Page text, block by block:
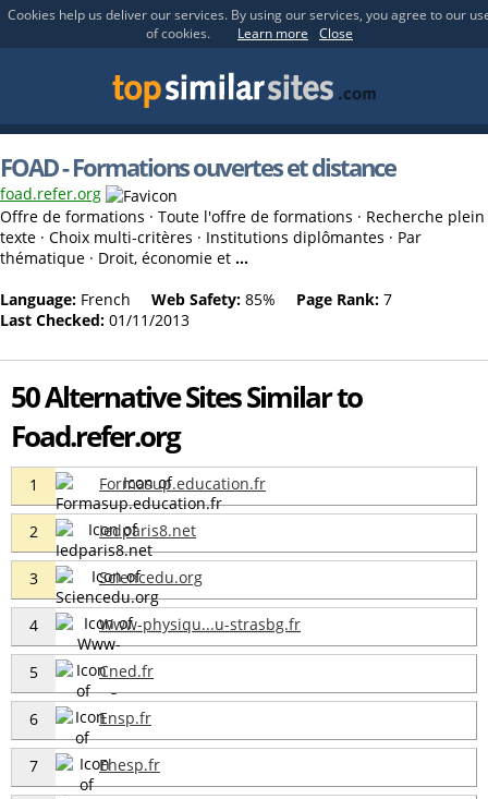
Cookies help us deliver our services. By using our services, you agree to our
of cookies.
Learn more Close
FOAD - Formations ouvertes et distance
foad.refer.org
Offre de formations · Toute l'offre de formations · Recherche plein
texte · Choix multi-critères · Institutions diplômantes · Par
thématique · Droit, économie et ...
Language: French Web Safety: 85% Page Rank: 7
Last Checked: 01/11/2013
50 Alternative Sites Similar to
Foad.refer.org
1 Formasup.education.fr
2 Iedparis8.net
3 Sciencedu.org
4 Www-physiqu...u-strasbg.fr
5 Cned.fr
6 Ensp.fr
7 Ehesp.fr